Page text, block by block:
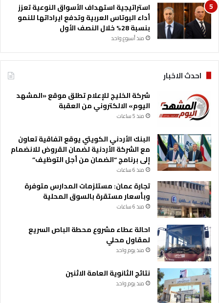
ص
و
ر
استراتيجية استهداف الأسواق النوعية تعزز
أداء البوتاس العربية وتدفع ايراداتها للنمو
بنسبة 28% خلال النصف الأول
منذ أسبوع واحد
احدث الاخبار
شركة الخليج للإعلام تطلق موقع «المشهد
اليوم» الالكتروني من العقبة
منذ 5 ساعات
البنك الأردني الكويتي يوقع اتفاقية تعاون
مع الشركة الأردنية لضمان القروض للانضمام
إلى برنامج “الضمان من أجل التوظيف”
منذ 6 ساعات
تجارة عمان: مستلزمات المدارس متوفرة
وبأسعار مستقرة بالسوق المحلية
منذ 6 ساعات
احالة عطاء مشروع محطة الباص السريع
لمقاول محلي
منذ يوم واحد
نتائج الثانوية العامة الاثنين
منذ يوم واحد